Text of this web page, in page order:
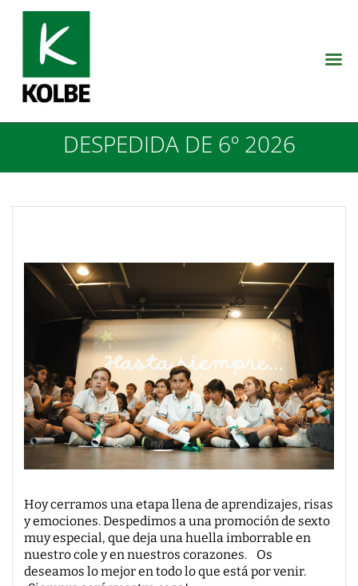
DESPEDIDA DE 6º 2026
Hoy cerramos una etapa llena de aprendizajes, risas
y emociones. Despedimos a una promoción de sexto
muy especial, que deja una huella imborrable en
nuestro cole y en nuestros corazones. Os
deseamos lo mejor en todo lo que está por venir.